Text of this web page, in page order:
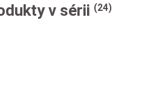
v sérii (24)